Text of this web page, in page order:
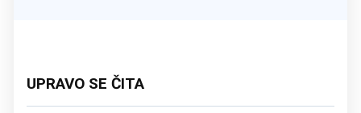
UPRAVO SE ČITA